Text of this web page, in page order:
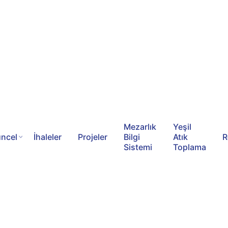
İhaleler Projeler
Mezarlık
Bilgi
Sistemi
Yeşil
Atık
Toplama